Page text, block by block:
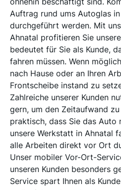
Auftrag rund ums Autoglas
durchgeführt werden. Mit
Ahnatal profitieren Sie
bedeutet für Sie als Kunde,
fahren müssen. Wenn
nach Hause oder an Ihren
Frontscheibe instand zu
Zahlreiche unserer Kunden
gern, um den Zeitaufwand
praktisch, dass Sie das Auto
unsere Werkstatt in Ahnatal
alle Arbeiten direkt vor Ort
Unser mobiler Vor-Ort-
unseren Kunden besonders
Service spart Ihnen als